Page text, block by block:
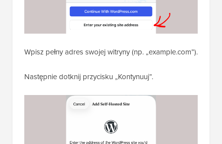
Wpisz pełny adres swojej witryny (np. „example.com”).
Następnie dotknij przycisku „Kontynuuj”.